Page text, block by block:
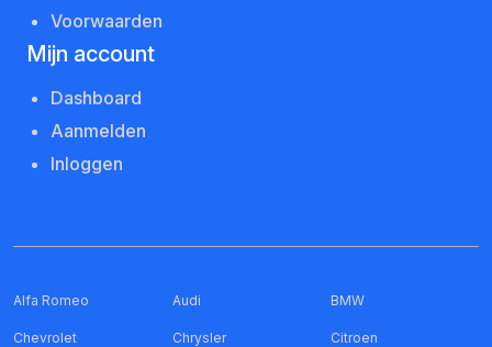
Voorwaarden
Mijn account
Dashboard
Aanmelden
Inloggen
Alfa Romeo Audi BMW
Chevrolet Chrysler Citroen